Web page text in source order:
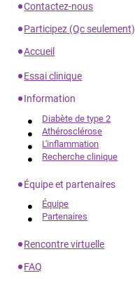
Contactez-nous
Participez (Qc seulement)
Accueil
Essai clinique
Information
Diabète de type 2
Athérosclérose
L'inflammation
Recherche clinique
Équipe et partenaires
Équipe
Partenaires
Rencontre virtuelle
FAQ